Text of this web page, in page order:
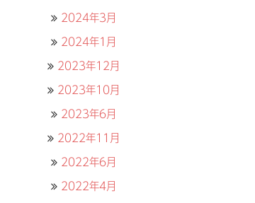
2024年3月
2024年1月
2023年12月
2023年10月
2023年6月
2022年11月
2022年6月
2022年4月